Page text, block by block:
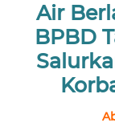
Air
BPBD
UTAMA
NUSANTARA